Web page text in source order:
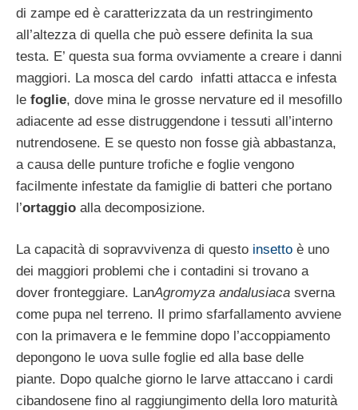
di zampe ed è caratterizzata da un restringimento
all’altezza di quella che può essere definita la sua
testa. E’ questa sua forma ovviamente a creare i danni
maggiori. La mosca del cardo infatti attacca e infesta
le foglie, dove mina le grosse nervature ed il mesofillo
adiacente ad esse distruggendone i tessuti all’interno
nutrendosene. E se questo non fosse già abbastanza,
a causa delle punture trofiche e foglie vengono
facilmente infestate da famiglie di batteri che portano
l’ortaggio alla decomposizione.
La capacità di sopravvivenza di questo insetto è uno
dei maggiori problemi che i contadini si trovano a
dover fronteggiare. LanAgromyza andalusiaca sverna
come pupa nel terreno. Il primo sfarfallamento avviene
con la primavera e le femmine dopo l’accoppiamento
depongono le uova sulle foglie ed alla base delle
piante. Dopo qualche giorno le larve attaccano i cardi
cibandosene fino al raggiungimento della loro maturità